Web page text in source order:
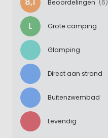
Beoordelingen (6)
L Grote camping
Glamping
Direct aan strand
Buitenzwembad
Levendig